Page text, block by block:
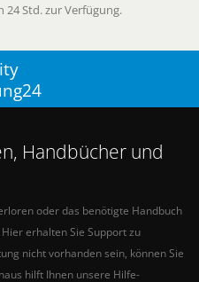
24 Std. zur Verfügung.
Handbücher und
oder das benötigte Handbuch
erhalten Sie Support zu
nicht vorhanden sein, können Sie
hilft Ihnen unsere Hilfe-